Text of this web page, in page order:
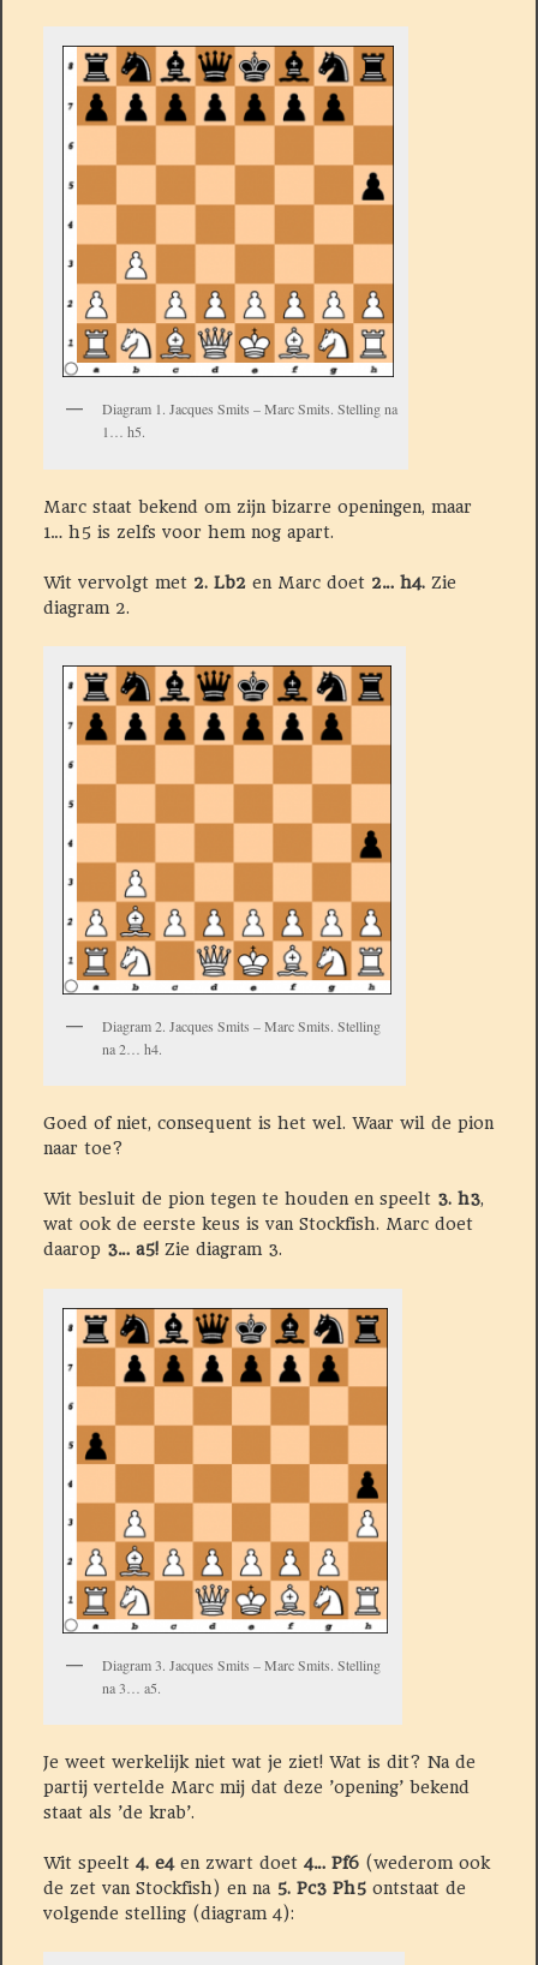
Diagram 1. Jacques Smits – Marc Smits. Stelling na
1… h5.
Marc staat bekend om zijn bizarre openingen, maar
1… h5 is zelfs voor hem nog apart.
Wit vervolgt met 2. Lb2en Marc doet 2… h4.Zie
diagram 2.
Diagram 2. Jacques Smits – Marc Smits. Stelling
na 2… h4.
Goed of niet, consequent is het wel. Waar wil de pion
naar toe?
Wit besluit de pion tegen te houden en speelt 3. h3,
wat ook de eerste keus is van Stockfish. Marc doet
daarop 3… a5!Zie diagram 3.
Diagram 3. Jacques Smits – Marc Smits. Stelling
na 3… a5.
Je weet werkelijk niet wat je ziet! Wat is dit? Na de
partij vertelde Marc mij dat deze ’opening’ bekend
staat als ’de krab’.
Wit speelt 4. e4en zwart doet 4… Pf6(wederom ook
de zet van Stockfish) en na 5. Pc3 Ph5ontstaat de
volgende stelling (diagram 4):